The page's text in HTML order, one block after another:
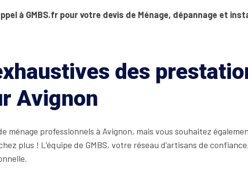
à GMBS.fr pour votre devis de Ménage, dépannage et
des
Avignon
ménage professionnels à Avignon, mais vous souhaitez
plus ! L’équipe de GMBS, votre réseau d’artisans de